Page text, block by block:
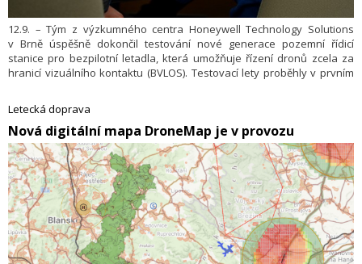
12.9. – Tým z výzkumného centra Honeywell Technology Solutions
v Brně úspěšně dokončil testování nové generace pozemní řídicí
stanice pro bezpilotní letadla, která umožňuje řízení dronů zcela za
hranicí vizuálního kontaktu (BVLOS). Testovací lety proběhly v prvním
významný krok směrem k běžnému, bezpečnému a efektivnímu
provozu bezpilotních systémů v evropském vzdušném prostoru.
Letecká doprava
​Nová digitální mapa DroneMap je v provozu